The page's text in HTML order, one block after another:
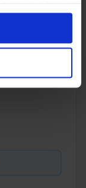
in
von diesem